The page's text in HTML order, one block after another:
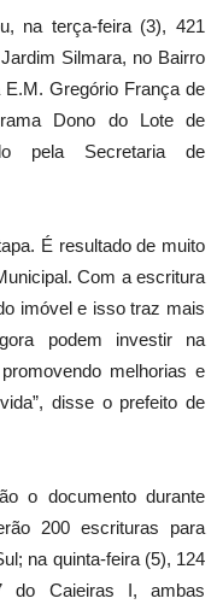
na terça-feira (3), 421
Silmara, no Bairro
Gregório França de
Dono do Lote de
pela Secretaria de
É resultado de muito
Com a escritura
imóvel e isso traz mais
podem investir na
melhorias e
disse o prefeito de
o documento durante
200 escrituras para
na quinta-feira (5), 124
do Caieiras I, ambas